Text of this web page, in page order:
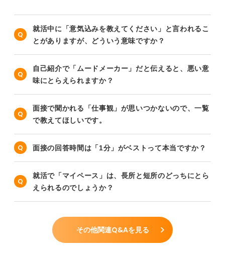
就活中に「意気込みを教えてください」と言われるこ
とがありますが、どういう意味ですか？
自己紹介で「ムードメーカー」だと伝えると、悪い意
味にとらえられますか？
面接で聞かれる「仕事観」が思いつかないので、一覧
で教えてほしいです。
面接の回答時間は「1分」がベストって本当ですか？
就活で「マイペース」は、長所と短所のどっちにとら
えられるのでしょうか？
その他関連Q&Aを見る